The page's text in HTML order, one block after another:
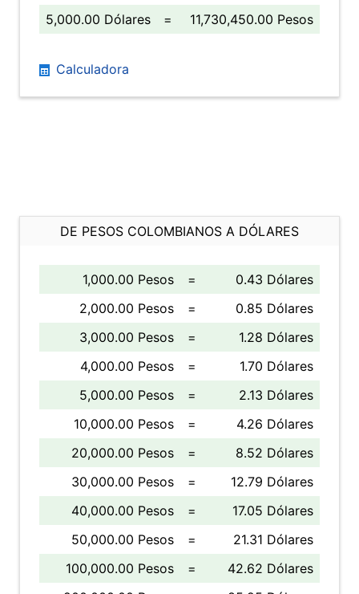
5,000.00 Dólares
= 11,730,450.00 Pesos
Calculadora
DE PESOS COLOMBIANOS A DÓLARES
1,000.00 Pesos =
0.43 Dólares
2,000.00 Pesos
=
0.85 Dólares
3,000.00 Pesos
=
1.28 Dólares
4,000.00 Pesos
=
1.70 Dólares
5,000.00 Pesos
=
2.13 Dólares
10,000.00 Pesos
=
4.26 Dólares
20,000.00 Pesos
=
8.52 Dólares
30,000.00 Pesos
=
12.79 Dólares
40,000.00 Pesos
=
17.05 Dólares
50,000.00 Pesos
=
21.31 Dólares
100,000.00 Pesos
=
42.62 Dólares